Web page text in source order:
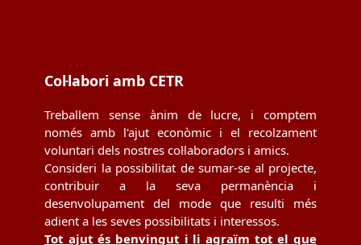
Col·labori amb CETR
Treballem sense ànim de lucre, i comptem
només amb l'ajut econòmic i el recolzament
voluntari dels nostres col·laboradors i amics.
Consideri la possibilitat de sumar-se al projecte,
contribuir a la seva permanència i
desenvolupament del mode que resulti més
adient a les seves possibilitats i interessos.
Tot ajut és benvingut i li agraïm tot el que